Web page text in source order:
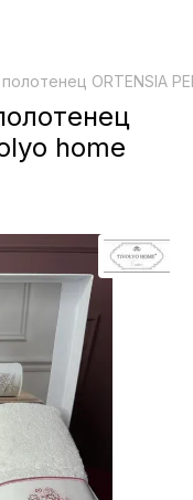
ORTENSIA
home